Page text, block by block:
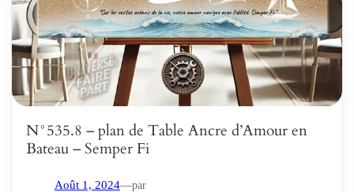
N°535.8 – plan de Table Ancre d’Amour en
Bateau – Semper Fi
Août 1, 2024—par